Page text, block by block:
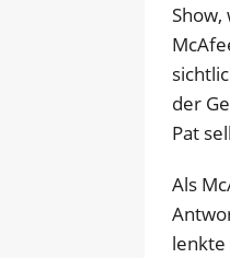
der
Pat
Als
lenkte